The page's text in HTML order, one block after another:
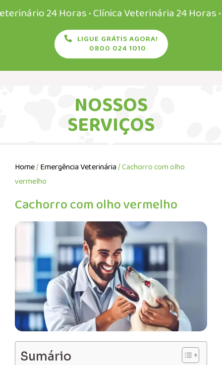
24 Horas • Clínica Veterinária 24 Horas •
LIGUE GRÁTIS AGORA!
0800 024 1010
NOSSOS
SERVIÇOS
Home/Emergência Veterinária/ Cachorro com olho
vermelho
Cachorro com olho vermelho
Sumário